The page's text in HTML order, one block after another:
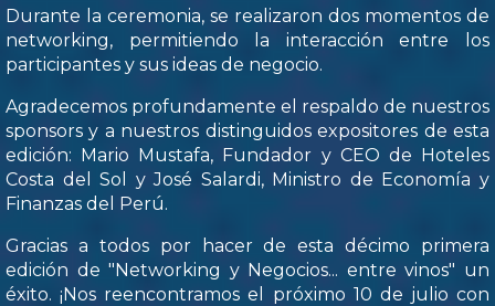
Durante la ceremonia, se realizaron dos momentos de
networking, permitiendo la interacción entre los
participantes y sus ideas de negocio.
Agradecemos profundamente el respaldo de nuestros
sponsors y a nuestros distinguidos expositores de esta
edición: Mario Mustafa, Fundador y CEO de Hoteles
Costa del Sol y José Salardi, Ministro de Economía y
Finanzas del Perú.
Gracias a todos por hacer de esta décimo primera
edición de "Networking y Negocios... entre vinos" un
éxito. ¡Nos reencontramos el próximo 10 de julio con